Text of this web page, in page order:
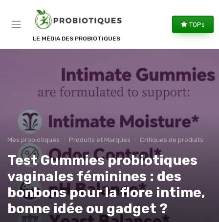
LE MÉDIA DES PROBIOTIQUES
TOPs
Mes probiotiques Produits et Marques Critiques de produits
Test Gummies probiotiques
vaginales féminines : des
bonbons pour la flore intime,
bonne idée ou gadget ?